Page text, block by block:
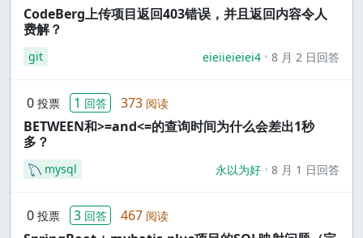
CodeBerg上传项目返回403错误，并且返回内容令人
费解？
git eieiieieiei4 8 月 2 日回答
0 投票 1 回答 373 阅读
BETWEEN和>=and<=的查询时间为什么会差出1秒
多？
mysql 永以为好 8 月 1 日回答
0 投票 3 回答 467 阅读